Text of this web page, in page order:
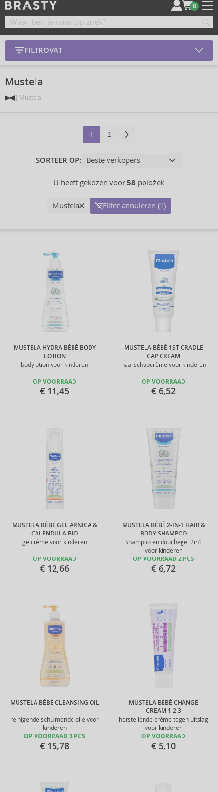
0
FILTROVAT
Mustela
Mustela
1 2
SORTEER OP:
U heeft gekozen voor 58 položek
Mustela Filter annuleren (1)
MUSTELA HYDRA BÉBÉ BODY
LOTION
bodylotion voor kinderen
OP VOORRAAD
€ 11,45
MUSTELA BÉBÉ 1ST CRADLE
CAP CREAM
haarschubcrème voor kinderen
OP VOORRAAD
€ 6,52
MUSTELA BÉBÉ GEL ARNICA &
CALENDULA BIO
gelcrème voor kinderen
OP VOORRAAD
€ 12,66
MUSTELA BÉBÉ 2-IN-1 HAIR &
BODY SHAMPOO
shampoo en douchegel 2in1
voor kinderen
OP VOORRAAD 2 PCS
€ 6,72
MUSTELA BÉBÉ CLEANSING OIL
reinigende schuimende olie voor
kinderen
OP VOORRAAD 3 PCS
€ 15,78
MUSTELA BÉBÉ CHANGE
CREAM 1 2 3
herstellende crème tegen uitslag
voor kinderen
OP VOORRAAD
€ 5,10